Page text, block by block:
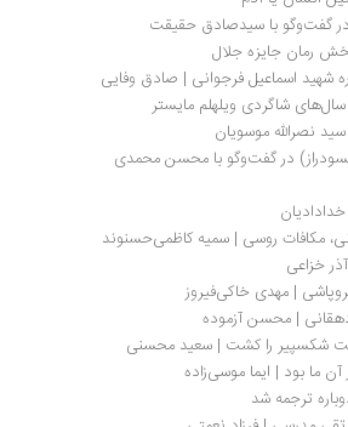
با سیدصادق حقیقت
جایزه جلال
اسماعیل فرجوانی | صادق وفایی
ویلهلم مایستر
موسویان
شرح رساله قشیریه(گیسودراز) در گفت‌وگو با محسن محمدی
روسی | سمیه کاظمی‌حسنوند
| مهدی خاکی‌فیروز
| محسن آزموده
را کشت | سعید محسنی
| ایما موسی‌زاده
شد